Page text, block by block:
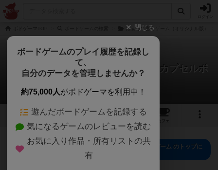
はぁって言うゲーム（オリジナル版）
はぁって言うゲームmini・青春篇 カプセルボ
ードゲーム
0件のリプレイ日記
カフェ
はぁって言うゲームmini・青春篇 カプセルボードゲーム のトップに
閉じる
ボードゲームのプレイ履歴を記録し
て、
自分のデータを管理しませんか？
約75,000人がボドゲーマを利用中！
遊んだボードゲームを記録する
気になるゲームのレビューを読む
お気に入り作品・所有リストの共
有